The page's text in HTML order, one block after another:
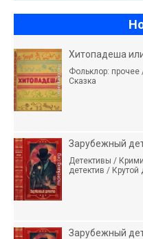
Хитопадеша
Фольклор: прочее
Сказка
Зарубежный
Детективы /
детектив / Крутой
Зарубежный